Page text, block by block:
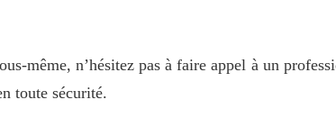
même, n’hésitez pas à faire appel à un
toute sécurité.